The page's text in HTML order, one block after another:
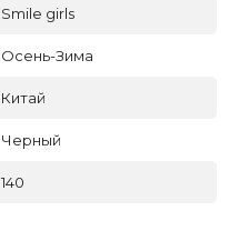
Smile girls
Осень-Зима
Китай
Черный
140